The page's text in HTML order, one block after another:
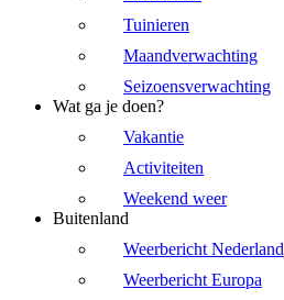
Tuinieren
Maandverwachting
Seizoensverwachting
Wat ga je doen?
Vakantie
Activiteiten
Weekend weer
Buitenland
Weerbericht Nederland
Weerbericht Europa